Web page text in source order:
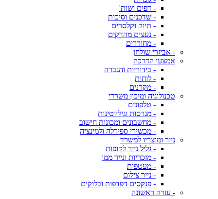
- דפים ושות'
- שדכנים וסיכות
- תיוק וקלסרים
- נעצים מהדקים
- מחוררים
- אביזרי שולחן
אמצעי הדרכה
- בידוריות והגברה
- לוחות
- מקרנים
טכנולוגיה ומיכון משרדי
- טלפונים
- מגרסות וגיליוטינות
- מחשבונים ומכונות חישוב
- מכשירי ספירלה ולמינציה
נייר ומוצריו למשרד
- גליל נייר לקופות
- מזכריות ונייר ממו
- מעטפות
- נייר צילום
- פנקסים דפדפות ובלוקים
- עזרה ראשונה